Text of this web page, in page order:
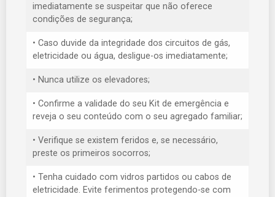
imediatamente se suspeitar que não oferece
condições de segurança;
• Caso duvide da integridade dos circuitos de gás,
eletricidade ou água, desligue-os imediatamente;
• Nunca utilize os elevadores;
• Confirme a validade do seu Kit de emergência e
reveja o seu conteúdo com o seu agregado familiar;
• Verifique se existem feridos e, se necessário,
preste os primeiros socorros;
• Tenha cuidado com vidros partidos ou cabos de
eletricidade. Evite ferimentos protegendo-se com